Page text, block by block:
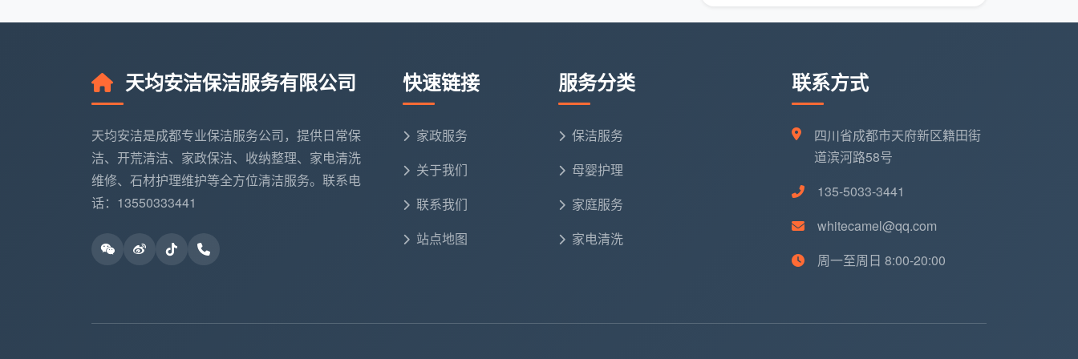
天均安洁的保洁师到达现场后，会与业主确认服务区域和重点项，然后进入专注作业状态。服务
开始与结束均有签到记录，时间花在哪一目了然。如果业主临时想追加任务，提前沟通即可，不会出
真实场景还原：一套出租房的3小时
厅，租客日常维护尚可。天均安洁派出1名保洁员，3小时完成了以下工作：
全屋地面吸尘+湿拖（40分钟）
卫生间马桶、洗手台、淋浴玻璃除垢（45分钟）
天均安洁保洁服务有限公司
天均安洁是成都专业保洁服务公司，提供日常保
洁、开荒清洁、家政保洁、收纳整理、家电清洗
维修、石材护理维护等全方位清洁服务。联系电
话：13550333441
快速链接
家政服务
关于我们
联系我们
站点地图
服务分类
保洁服务
母婴护理
家庭服务
家电清洗
联系方式
四川省成都市天府新区籍田街
道滨河路58号
135-5033-3441
whitecamel@qq.com
周一至周日 8:00-20:00